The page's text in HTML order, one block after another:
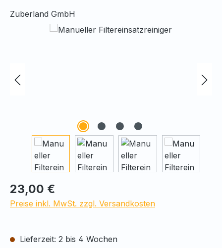
Zuberland GmbH
Bildergalerie überspringen
Regulärer Preis:
23,00 €
Preise inkl. MwSt. zzgl. Versandkosten
Lieferzeit: 2 bis 4 Wochen